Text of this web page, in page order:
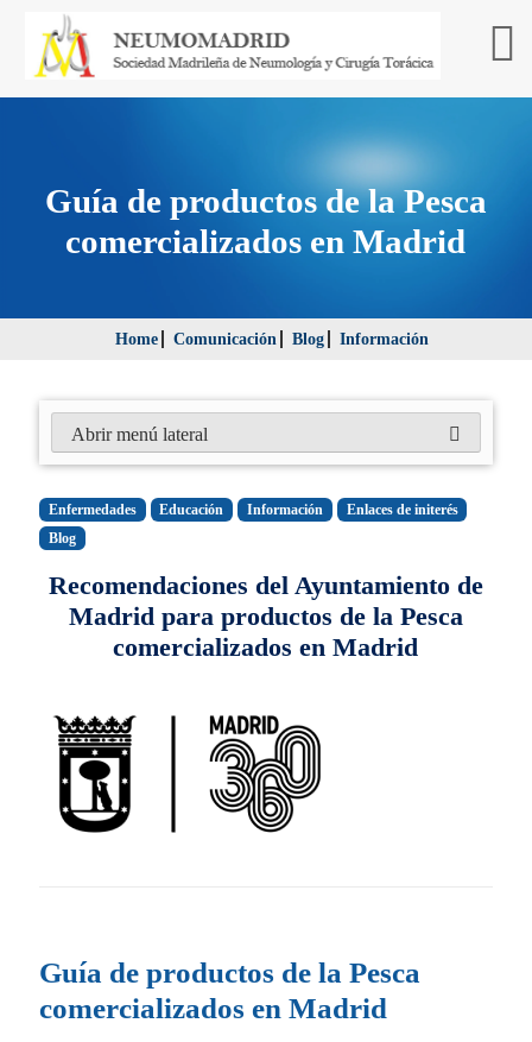
Guía de productos de la Pesca
comercializados en Madrid
Home Comunicación Blog Información
Enfermedades Educación Información
Enlaces de initerés
Blog
Recomendaciones del Ayuntamiento de
Madrid para productos de la Pesca
comercializados en Madrid
Guía de productos de la Pesca
comercializados en Madrid
Abrir menú lateral